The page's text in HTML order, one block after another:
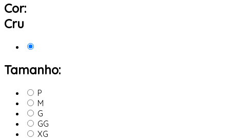
Cor:
Cru
Tamanho:
P
M
G
GG
XG